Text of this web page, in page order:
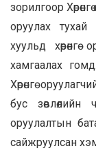
зорилгоор
оруулах тухай
хуульд
хамгаалах
Хөрөнгө
бус зөвлөлийн
оруулалтын
сайжруулсан